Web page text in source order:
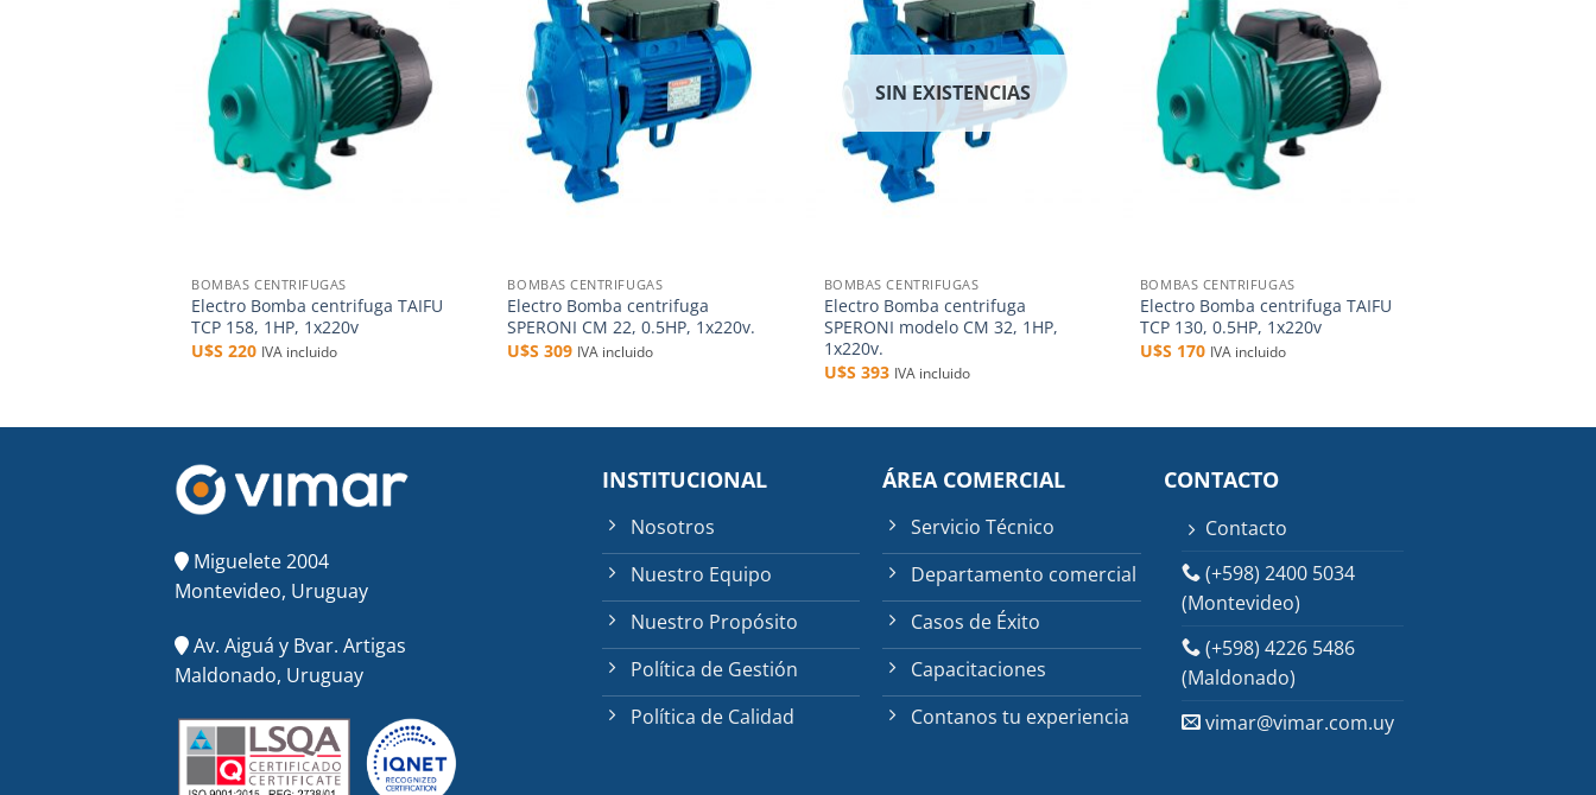
deseos
BOMBAS CENTRIFUGAS
Electro Bomba centrifuga TAIFU
TCP 158, 1HP, 1x220v
U$S220 IVA incluido
lista de
deseos
BOMBAS CENTRIFUGAS
Electro Bomba centrifuga
SPERONI CM 22, 0.5HP, 1x220v.
U$S309 IVA incluido
lista de
deseos
SIN EXISTENCIAS
BOMBAS CENTRIFUGAS
Electro Bomba centrifuga
SPERONI modelo CM 32, 1HP,
1x220v.
U$S 393 IVA incluido
deseos
BOMBAS CENTRIFUGAS
Electro Bomba centrifuga TAIFU
TCP 130, 0.5HP, 1x220v
U$S 170 IVA incluido
Miguelete 2004
Montevideo, Uruguay
Av. Aiguá y Bvar. Artigas
Maldonado, Uruguay
INSTITUCIONAL
Nosotros
Nuestro Equipo
Nuestro Propósito
Política de Gestión
Política de Calidad
ÁREA COMERCIAL
Servicio Técnico
Departamento comercial
Casos de Éxito
Capacitaciones
Contanos tu experiencia
CONTACTO
Contacto
(+598) 2400 5034
(Montevideo)
(+598) 4226 5486
(Maldonado)
vimar@vimar.com.uy